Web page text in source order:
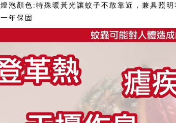
燈泡顏色:特殊暖黃光讓蚊子不敢靠近，兼具照明
一年保固